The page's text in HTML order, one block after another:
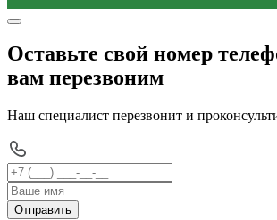
Оставьте свой номер
вам перезвоним
Наш специалист перезвонит и
Отправить